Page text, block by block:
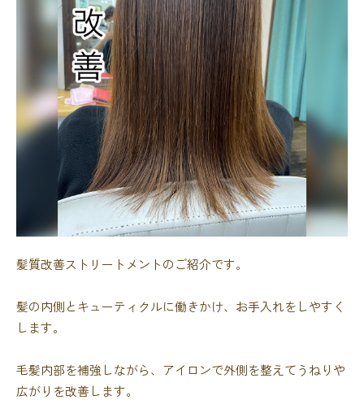
髪質改善ストリートメントのご紹介です。
髪の内側とキューティクルに働きかけ、お手入れをしやすく
します。
毛髪内部を補強しながら、アイロンで外側を整えてうねりや
広がりを改善します。